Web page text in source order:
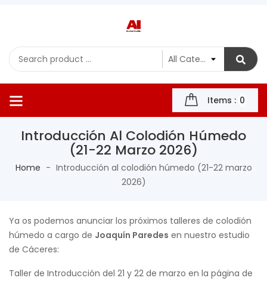
Items : 0
Introducción Al Colodión Húmedo
(21-22 Marzo 2026)
Home
Introducción al colodión húmedo (21-22 marzo
2026)
Ya os podemos anunciar los próximos talleres de colodión
húmedo a cargo de Joaquín Paredes en nuestro estudio
de Cáceres:
Taller de Introducción del 21 y 22 de marzo en la página de